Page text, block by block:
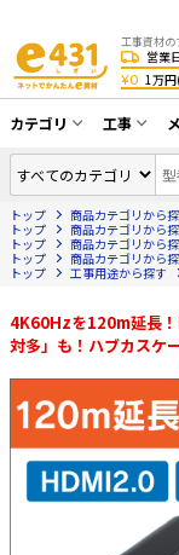
営業
¥0 1万
カテゴリ
同軸ケーブル／
アンテナ・取付
部材類
配線補助具（モ
プ類 他）
防犯工事関連
HDMIケーブル・
電話線／コネク
光ファイバー・
LANケーブル・
ネットワーク機器
工事
光
エ
電
電
照
トップ 商品カテゴリから
トップ
商品カテゴリから
トップ
商品カテゴリから
トップ
商品カテゴリから
トップ
工事用途から探す
4K60Hzを120m延長
対多」も！ハブカスケ